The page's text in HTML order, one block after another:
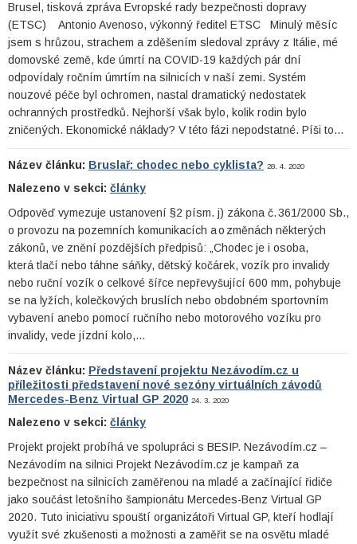
Brusel, tisková zpráva Evropské rady bezpečnosti dopravy
(ETSC) Antonio Avenoso, výkonný ředitel ETSC Minulý měsíc
jsem s hrůzou, strachem a zděšením sledoval zprávy z Itálie, mé
domovské země, kde úmrtí na COVID-19 každých pár dní
odpovídaly ročním úmrtím na silnicích v naší zemi. Systém
nouzové péče byl ochromen, nastal dramatický nedostatek
ochranných prostředků. Nejhorší však bylo, kolik rodin bylo
zničených. Ekonomické náklady? V této fázi nepodstatné. Píši to…
Název článku: Bruslař: chodec nebo cyklista? 28. 4. 2020
Nalezeno v sekci: články
Odpověď vymezuje ustanovení §2 písm. j) zákona č. 361/2000 Sb.,
o provozu na pozemních komunikacích a o změnách některých
zákonů, ve znění pozdějších předpisů: „Chodec je i osoba,
která tlačí nebo táhne sáňky, dětský kočárek, vozík pro invalidy
nebo ruční vozík o celkové šířce nepřevyšující 600 mm, pohybuje
se na lyžích, kolečkových bruslích nebo obdobném sportovním
vybavení anebo pomocí ručního nebo motorového vozíku pro
invalidy, vede jízdní kolo,…
Název článku: Představení projektu Nezávodím.cz u
příležitosti představení nové sezóny virtuálních závodů
Mercedes-Benz Virtual GP 2020 24. 3. 2020
Nalezeno v sekci: články
Projekt projekt probíhá ve spolupráci s BESIP. Nezávodím.cz –
Nezávodím na silnici Projekt Nezávodím.cz je kampaň za
bezpečnost na silnicích zaměřenou na mladé a začínající řidiče
jako součást letošního šampionátu Mercedes-Benz Virtual GP
2020. Tuto iniciativu spouští organizátoři Virtual GP, kteří hodlají
využít své zkušenosti a možnosti a zaměřit se na osvětu mladé